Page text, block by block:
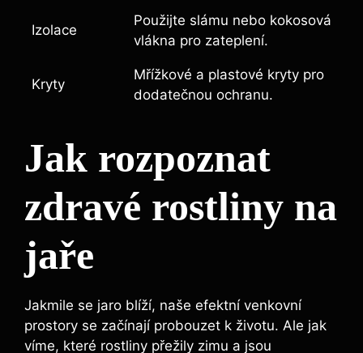
Izolace
Použijte slámu nebo kokosová
vlákna pro zateplení.
Kryty
Mřížkové a plastové kryty pro
dodatečnou ochranu.
Jak rozpoznat
zdravé rostliny na
jaře
Jakmile se jaro blíží, naše efektní venkovní
prostory se začínají probouzet k životu. Ale jak
víme, které rostliny přežily zimu a jsou